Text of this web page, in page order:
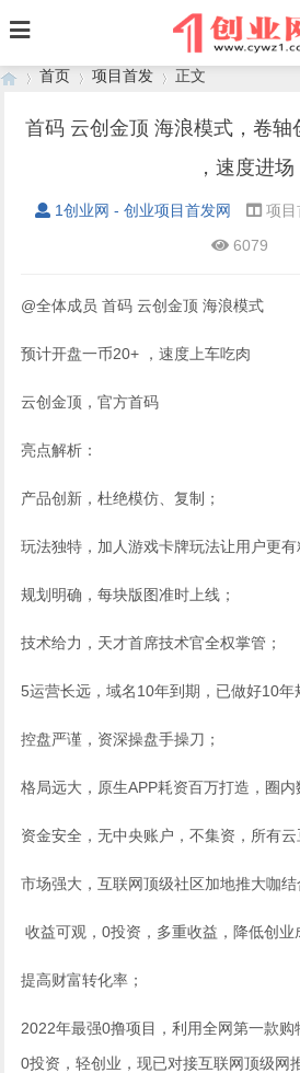
首页 项目首发 正文
首码 云创金顶 海浪模式，卷轴
，速度进场
1创业网 - 创业项目首发网 项
6079
@全体成员 首码 云创金顶 海浪模式
预计开盘一币20+ ，速度上车吃肉
云创金顶，官方首码
亮点解析：
产品创新，杜绝模仿、复制；
玩法独特，加人游戏卡牌玩法让用户更有
规划明确，每块版图准时上线；
技术给力，天才首席技术官全权掌管；
5运营长远，域名10年到期，已做好10年
控盘严谨，资深操盘手操刀；
格局远大，原生APP耗资百万打造，圈内
资金安全，无中央账户，不集资，所有云
市场强大，互联网顶级社区加地推大咖结
收益可观，0投资，多重收益，降低创业
提高财富转化率；
2022年最强0撸项目，利用全网第一款购
0投资，轻创业，现已对接互联网顶级网